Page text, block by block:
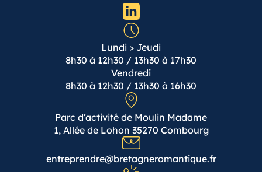
Lundi > Jeudi
8h30 à 12h30 / 13h30 à 17h30
Vendredi
8h30 à 12h30 / 13h30 à 16h30
Parc d’activité de Moulin Madame
1, Allée de Lohon 35270 Combourg
entreprendre@bretagneromantique.fr